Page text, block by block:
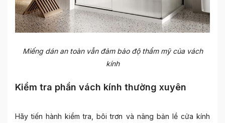
Miếng dán an toàn vẫn đảm bảo độ thẩm mỹ của vách
kính
Kiểm tra phần vách kính thường xuyên
Hãy tiến hành kiểm tra, bôi trơn và nâng bản lề cửa kính